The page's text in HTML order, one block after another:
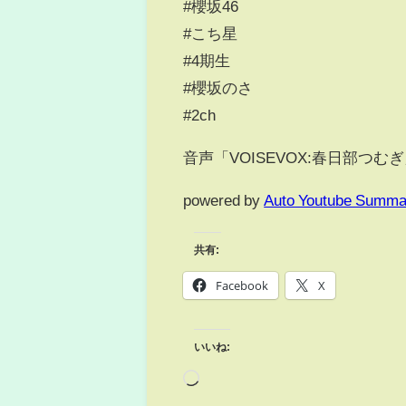
#櫻坂46
#こち星
#4期生
#櫻坂のさ
#2ch
音声「VOISEVOX:春日部つむぎ
powered by Auto Youtube
共有:
Facebook X
いいね: